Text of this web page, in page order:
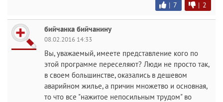
| 7 | 2
бийчанка бийчанину
08.02.2016 14:33
Вы, уважаемый, имеете представление кого по
этой программе переселяют? Люди не просто так,
в своем большинстве, оказались в дешевом
аварийном жилье, а причин множетво и основная,
то что все "нажитое непосильным трудом" во